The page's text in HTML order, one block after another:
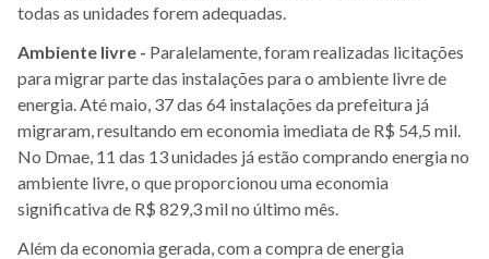
todas as unidades forem adequadas.
Ambiente livre - Paralelamente, foram realizadas licitações
para migrar parte das instalações para o ambiente livre de
energia. Até maio, 37 das 64 instalações da prefeitura já
migraram, resultando em economia imediata de R$ 54,5 mil.
No Dmae, 11 das 13 unidades já estão comprando energia no
ambiente livre, o que proporcionou uma economia
significativa de R$ 829,3 mil no último mês.
Além da economia gerada, com a compra de energia